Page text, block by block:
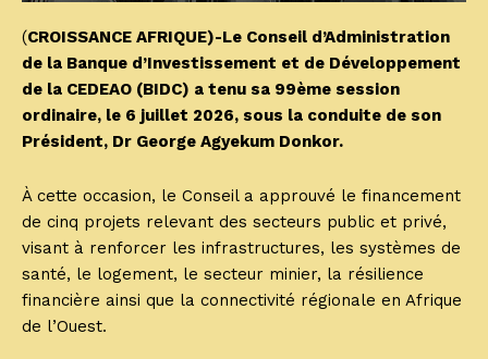
(CROISSANCE AFRIQUE)-Le Conseil d’Administration
de la Banque d’Investissement et de Développement
de la CEDEAO (BIDC) a tenu sa 99ème session
ordinaire, le 6 juillet 2026, sous la conduite de son
Président, Dr George Agyekum Donkor.
À cette occasion, le Conseil a approuvé le financement
de cinq projets relevant des secteurs public et privé,
visant à renforcer les infrastructures, les systèmes de
santé, le logement, le secteur minier, la résilience
financière ainsi que la connectivité régionale en Afrique
de l’Ouest.